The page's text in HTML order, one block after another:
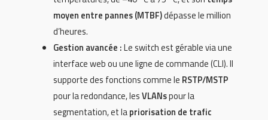
moyen entre pannes (MTBF)dépasse le million
d’heures.
Gestion avancée :Le switch est gérable via une
interface web ou une ligne de commande (CLI). Il
supporte des fonctions comme le RSTP/MSTP
pour la redondance, lesVLANspour la
segmentation, et lapriorisation de trafic